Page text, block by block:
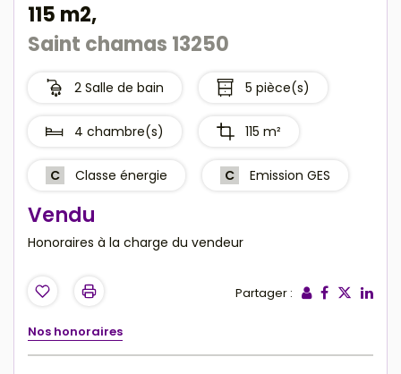
115 m2,
Saint chamas 13250
2 Salle de bain 5 pièce(s)
4 chambre(s) 115 m²
C Classe énergie C Emission GES
Vendu
Honoraires à la charge du vendeur
Partager :
Nos honoraires